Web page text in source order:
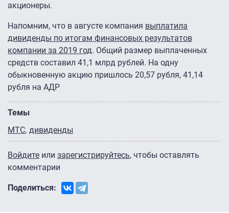
акционеры.
Напомним, что в августе компания выплатила
дивиденды по итогам финансовых результатов
компании за 2019 год. Общий размер выплаченных
средств составил 41,1 млрд рублей. На одну
обыкновенную акцию пришлось 20,57 рубля, 41,14
рубля на АДР
Темы
МТС дивиденды
Войдите или зарегистрируйтесь, чтобы оставлять
комментарии
Поделиться: